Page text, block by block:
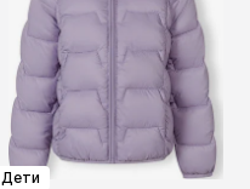
Дети